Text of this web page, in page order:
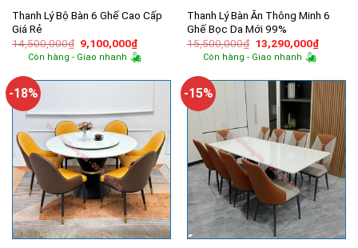
Thanh Lý Bộ Bàn 6 Ghế Cao Cấp
Giá Rẻ
14,500,000₫ Giá
gốc
là:
9,100,000₫Giá
hiện
tại
9,100,000₫.
Còn hàng - Giao nhanh
Thanh Lý Bàn Ăn Thông Minh 6
Ghế Bọc Da Mới 99%
15,500,000₫ Giá
gốc
là:
13,290,000₫Giá
hiện
Còn hàng - Giao nhanh
-18% -15%